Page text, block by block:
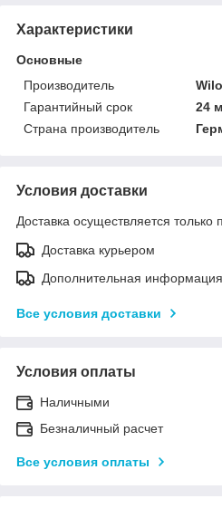
Характеристики
Основные
Производитель
Wilo
Гарантийный срок
24
Страна производитель
Условия доставки
Доставка осуществляется только
Доставка курьером
Дополнительная
Все условия доставки
Условия оплаты
Наличными
Безналичный расчет
Все условия оплаты